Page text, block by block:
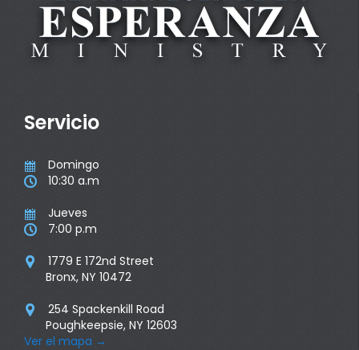
Servicio
 Domingo
 10:30 a.m
 Jueves
 7:00 p.m

1779 E 172nd Street
Bronx, NY 10472

254 Spackenkill Road
Poughkeepsie, NY 12603
Ver el mapa →